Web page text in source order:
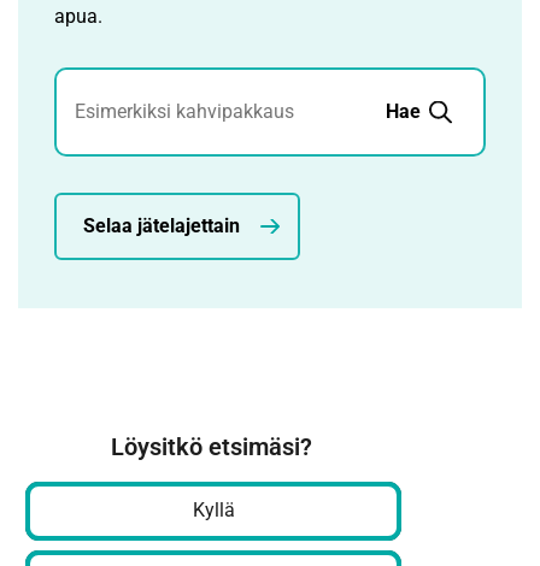
apua.
Jätehaku
Hae
Selaa jätelajettain
Löysitkö etsimäsi?
Kyllä